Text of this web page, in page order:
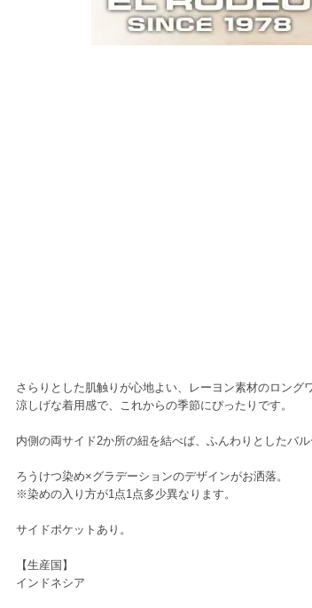
さらりとした肌触りが心地よい、レーヨン素材のロング
涼しげな着用感で、これからの季節にぴったりです。
内側の両サイド2か所の紐を結べば、ふんわりとしたバ
ろうけつ染め×グラデーションのデザインがお洒落。
※染めの入り方が1点1点多少異なります。
サイドポケットあり。
【生産国】
インドネシア